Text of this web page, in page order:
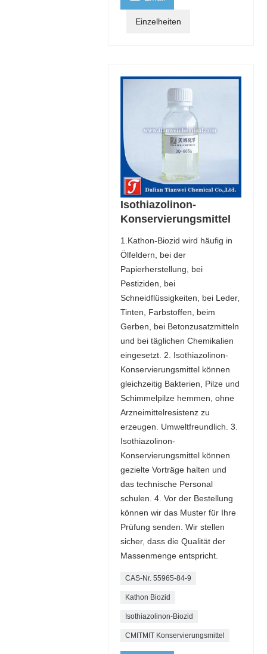
Einzelheiten
Isothiazolinon-
Konservierungsmittel
1.Kathon-Biozid wird häufig in
Ölfeldern, bei der
Papierherstellung, bei
Pestiziden, bei
Schneidflüssigkeiten, bei Leder,
Tinten, Farbstoffen, beim
Gerben, bei Betonzusatzmitteln
und bei täglichen Chemikalien
eingesetzt. 2. Isothiazolinon-
Konservierungsmittel können
gleichzeitig Bakterien, Pilze und
Schimmelpilze hemmen, ohne
Arzneimittelresistenz zu
erzeugen. Umweltfreundlich. 3.
Isothiazolinon-
Konservierungsmittel können
gezielte Vorträge halten und
das technische Personal
schulen. 4. Vor der Bestellung
können wir das Muster für Ihre
Prüfung senden. Wir stellen
sicher, dass die Qualität der
Massenmenge entspricht.
CAS-Nr. 55965-84-9
Kathon Biozid
Isothiazolinon-Biozid
CMITMIT Konservierungsmittel